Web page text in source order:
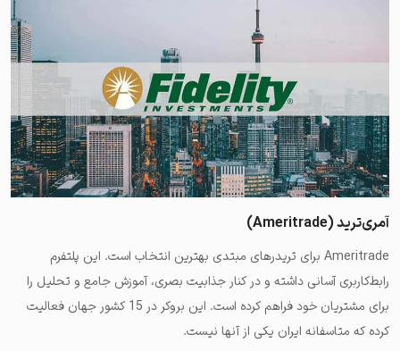
آمری‌ترید (Ameritrade)
Ameritrade برای تریدرهای مبتدی بهترین انتخاب است. این پلتفرم
رابط‌کاربری آسانی داشته و در کنار جذابیت بصری، آموزش جامع و تحلیل را
برای مشتریان خود فراهم کرده است. این بروکر در 15 کشور جهان فعالیت
کرده که متاسفانه ایران یکی از آنها نیست.